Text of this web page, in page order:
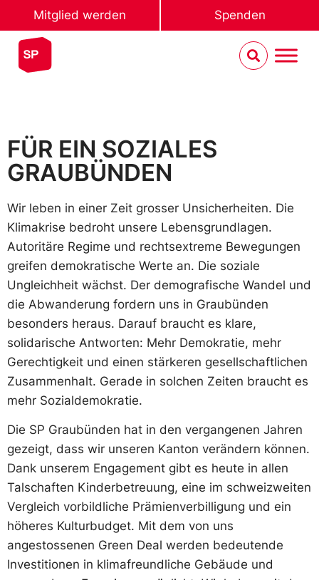
Mitglied werden Spenden
FÜR EIN SOZIALES
GRAUBÜNDEN
Wir leben in einer Zeit grosser Unsicherheiten. Die
Klimakrise bedroht unsere Lebensgrundlagen.
Autoritäre Regime und rechtsextreme Bewegungen
greifen demokratische Werte an. Die soziale
Ungleichheit wächst. Der demografische Wandel und
die Abwanderung fordern uns in Graubünden
besonders heraus. Darauf braucht es klare,
solidarische Antworten: Mehr Demokratie, mehr
Gerechtigkeit und einen stärkeren gesellschaftlichen
Zusammenhalt. Gerade in solchen Zeiten braucht es
mehr Sozialdemokratie.
Die SP Graubünden hat in den vergangenen Jahren
gezeigt, dass wir unseren Kanton verändern können.
Dank unserem Engagement gibt es heute in allen
Talschaften Kinderbetreuung, eine im schweizweiten
Vergleich vorbildliche Prämienverbilligung und ein
höheres Kulturbudget. Mit dem von uns
angestossenen Green Deal werden bedeutende
Investitionen in klimafreundliche Gebäude und